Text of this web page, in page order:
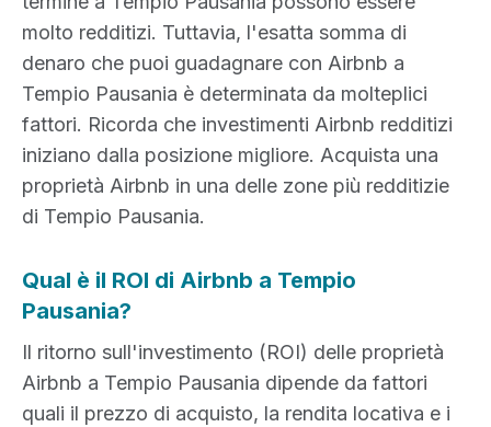
molto redditizi. Tuttavia, l'esatta somma di
denaro che puoi guadagnare con Airbnb a
Tempio Pausania è determinata da molteplici
fattori. Ricorda che investimenti Airbnb redditizi
iniziano dalla posizione migliore. Acquista una
proprietà Airbnb in una delle zone più redditizie
di Tempio Pausania.
Qual è il ROI di Airbnb a Tempio
Pausania?
Il ritorno sull'investimento (ROI) delle proprietà
Airbnb a Tempio Pausania dipende da fattori
quali il prezzo di acquisto, la rendita locativa e i